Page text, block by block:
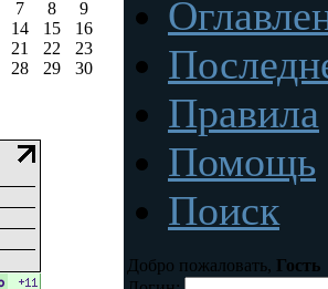
7 8
9
14 15
16
21 22
23
28 29
30
Правила
Помощь
Поиск
Добро пожаловать, Гость